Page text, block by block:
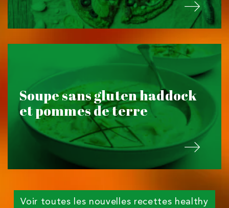
Soupe sans gluten haddock
et pommes de terre
Voir toutes les nouvelles recettes healthy